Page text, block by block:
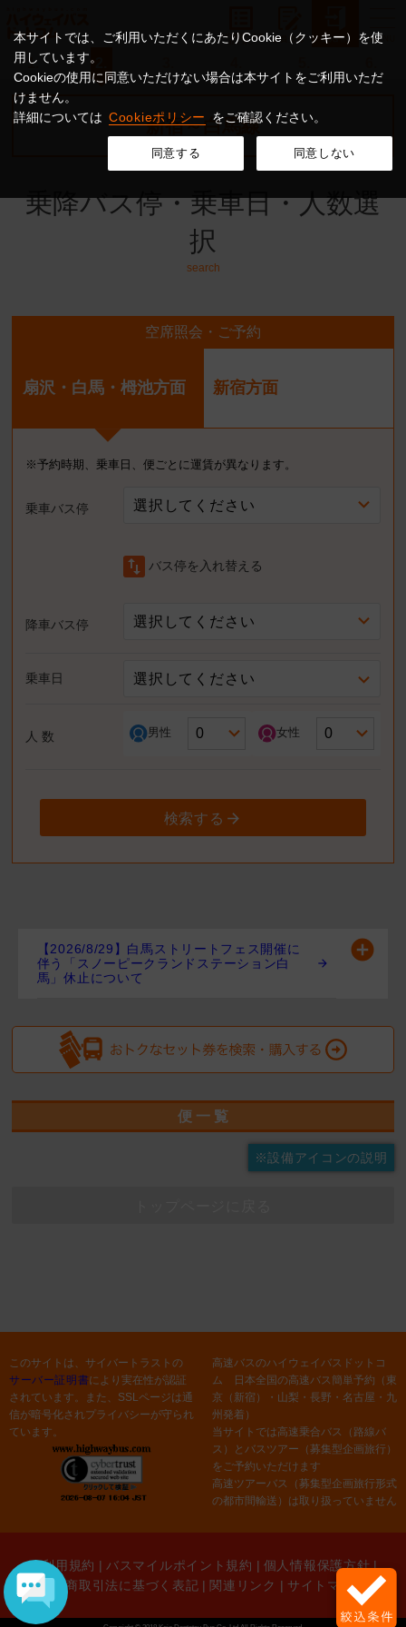
本サイトでは、ご利用いただくにあたりCookie（クッキー）を使
用しています。
Cookieの使用に同意いただけない場合は本サイトをご利用いただ
けません。
詳細については Cookieポリシー をご確認ください。
同意する 同意しない
1.
新宿～白馬線
乗降バス停・乗車日・人数選
択
search
空席照会・ご予約
扇沢・白馬・栂池方面 新宿方面
※予約時期、乗車日、便ごとに運賃が異なります。
乗車バス停 選択してください
swap_vert バス停を入れ替える
降車バス停 選択してください
乗車日 選択してください
人 数 男性 女性
検索する
【2026/8/29】白馬ストリートフェス開催に
伴う「スノーピークランドステーション白
馬」休止について
便 一 覧
※設備アイコンの説明
このサイトは、サイバートラストの
サーバー証明書により実在性が認証
されています。また、SSLページは通
信が暗号化されプライバシーが守られ
ています。
高速バスのハイウェイバスドットコ
ム 日本全国の高速バス簡単予約（東
京（新宿）・山梨・長野・名古屋・九
州発着）
当サイトでは高速乗合バス（路線バ
ス）とバスツアー（募集型企画旅行）
をご予約いただけます
高速ツアーバス（募集型企画旅行形式
の都市間輸送）は取り扱っていません
ご利用規約 | バスマイルポイント規約 | 個人情報保護方針|
特定商取引法に基づく表記 | 関連リンク | サイトマップ